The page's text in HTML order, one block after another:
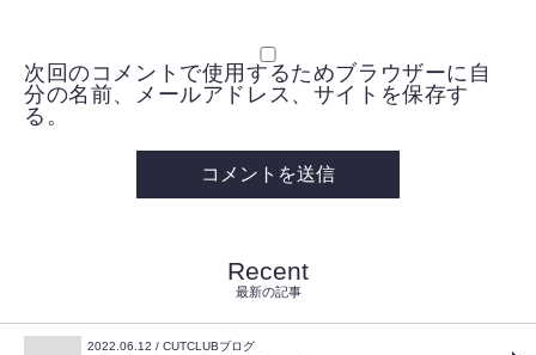
次回のコメントで使用するためブラウザーに自
分の名前、メールアドレス、サイトを保存す
る。
Recent
最新の記事
2022.06.12 / CUTCLUBブログ